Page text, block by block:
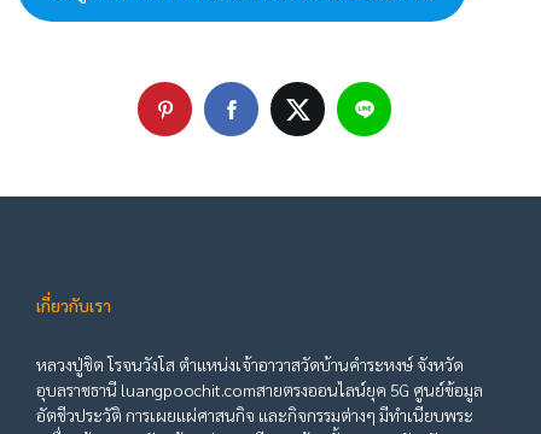
เกี่ยวกับเรา
หลวงปู่ชิต โรจนวังโส ตำแหน่งเจ้าอาวาสวัดบ้านคำระหงษ์ จังหวัด
อุบลราชธานี luangpoochit.comสายตรงออนไลน์ยุค 5G ศูนย์ข้อมูล
อัตชีวประวัติ การเผยแผ่ศาสนกิจ และกิจกรรมต่างๆ มีทำเนียบพระ